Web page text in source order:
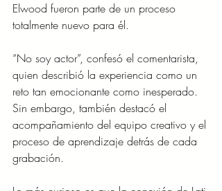
Elwood fueron parte de un proceso
totalmente nuevo para él.
“No soy actor”, confesó el comentarista,
quien describió la experiencia como un
reto tan emocionante como inesperado.
Sin embargo, también destacó el
acompañamiento del equipo creativo y el
proceso de aprendizaje detrás de cada
grabación.